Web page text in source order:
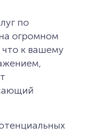
по
огромном
к вашему